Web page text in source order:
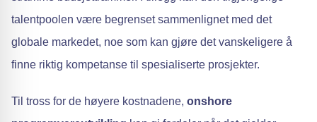
talentpoolen være begrenset sammenlignet med det
globale markedet, noe som kan gjøre det vanskeligere å
finne riktig kompetanse til spesialiserte prosjekter.
Til tross for de høyere kostnadene, onshore